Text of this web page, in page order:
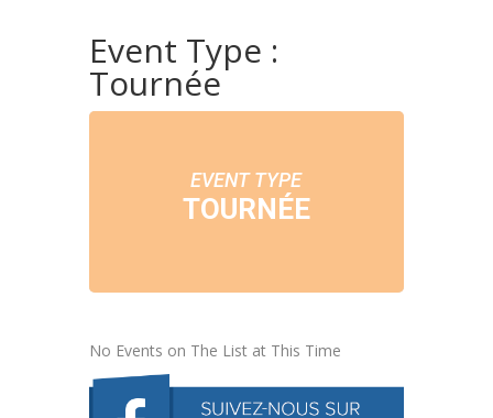
Event Type :
Tournée
EVENT TYPE
TOURNÉE
No Events on The List at This Time